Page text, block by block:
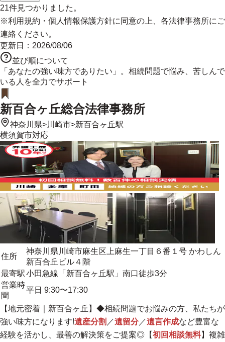
21件見つかりました。
※利用規約 ・ 個人情報保護方針に同意の上、各法律事務所にご
連絡ください。
更新日： 2026/08/06
並び順について
「あなたの強い味方でありたい」。相続問題で悩み、苦しんで
いる人を全力でサポート
新百合ヶ丘総合法律事務所
神奈川県>川崎市>新百合ヶ丘駅
横須賀市対応
住所
神奈川県川崎市麻生区上麻生一丁目６番１号 かわしん
新百合丘ビル４階
最寄駅小田急線「新百合ヶ丘駅」南口徒歩3分
営業時
間
平日 9:30〜17:30
【地元密着 ｜新百合ヶ丘】◆相続問題でお悩みの方、私たちが
強い味方になります!遺産分割 ／遺留分／遺言作成など豊富な
経験を活かし、最善の解決策をご提案◎【初回相談無料】複雑